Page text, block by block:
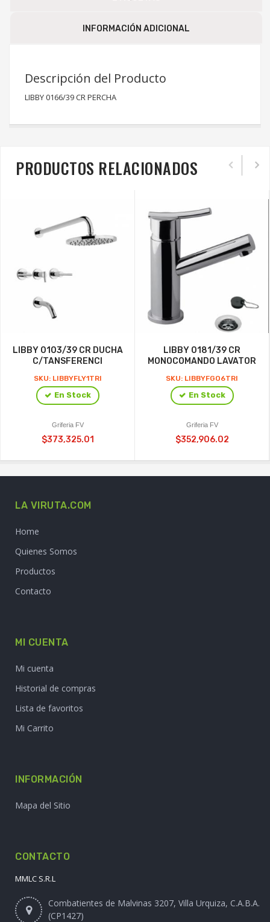
INFORMACIÓN ADICIONAL
Descripción del Producto
LIBBY 0166/39 CR PERCHA
PRODUCTOS RELACIONADOS
LIBBY 0103/39 CR DUCHA
C/TANSFERENCI
SKU: LIBBYFLY1TRI
En Stock
Griferia FV
$373,325.01
LIBBY 0181/39 CR
MONOCOMANDO LAVATOR
SKU: LIBBYFGO6TRI
En Stock
Griferia FV
$352,906.02
LA VIRUTA.COM
Home
Quienes Somos
Productos
Contacto
MI CUENTA
Mi cuenta
Historial de compras
Lista de favoritos
Mi Carrito
INFORMACIÓN
Mapa del Sitio
CONTACTO
MMLC S.R.L
Combatientes de Malvinas 3207, Villa Urquiza, C.A.B.A.
(CP1427)